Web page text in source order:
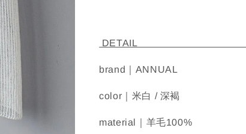
brand｜ANNUAL
color｜米白 / 深褐
material｜羊毛100%